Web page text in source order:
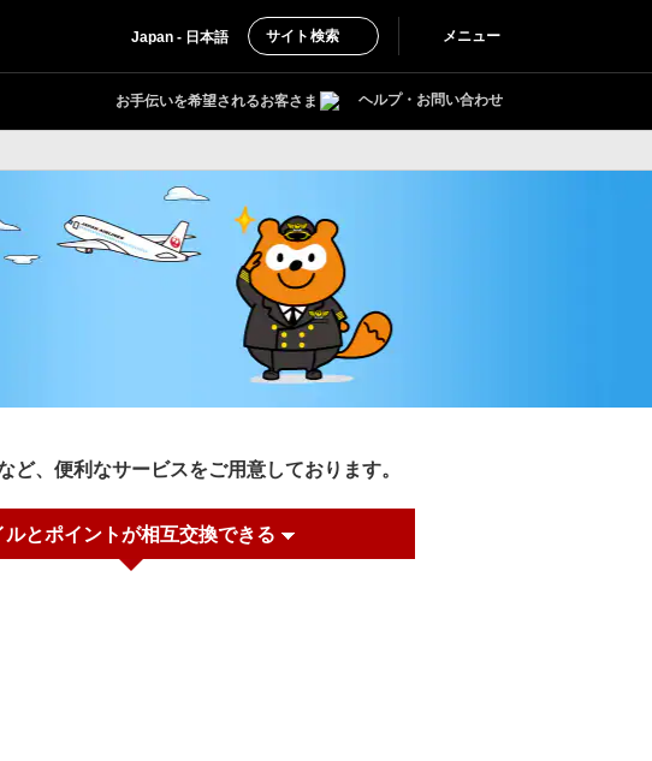
Japan - 日本語 サイト検索 メニュー
お手伝いを希望されるお客さま ヘルプ・お問い合わせ
、便利なサービスをご用意しております。
ルとポイントが相互交換できる